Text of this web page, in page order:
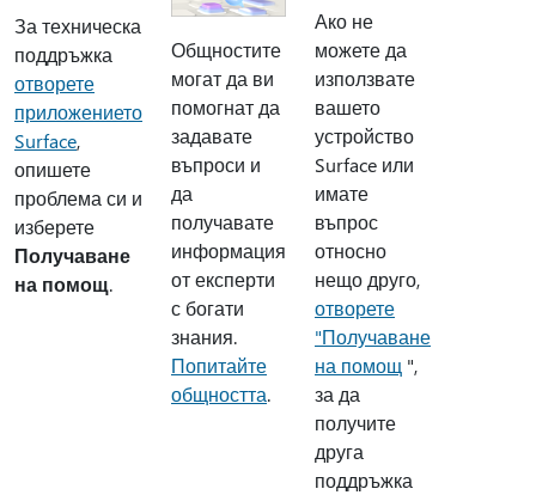
За техническа
поддръжка
отворете
приложението
Surface,
опишете
проблема си и
изберете
Получаване
на помощ.
Общностите
могат да ви
помогнат да
задавате
въпроси и
да
получавате
информация
от експерти
с богати
знания.
Попитайте
общността.
Ако не
можете да
използвате
вашето
устройство
Surface или
имате
въпрос
относно
нещо друго,
отворете
"Получаване
на помощ ",
за да
получите
друга
поддръжка